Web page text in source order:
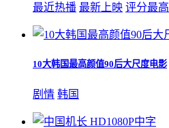
最近热播 最新上映 评分最高
10大韩国最高颜值90后大尺度电影
剧情 韩国
HD1080P中字